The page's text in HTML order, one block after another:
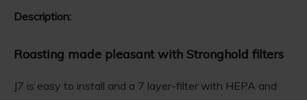
Description:
Roasting made pleasant with Stronghold filters
J7 is easy to install and a 7 layer-filter with HEPA and